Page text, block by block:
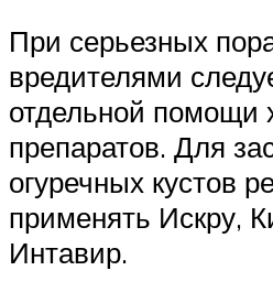
При серьезных
вредителями
отдельной помощи
препаратов. Для
огуречных кустов
применять Искру,
Интавир.